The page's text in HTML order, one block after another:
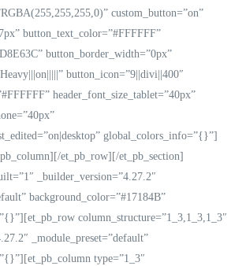
custom_button=”on”
button_text_color=”#FFFFFF”
button_border_width=”0px”
button_icon=”9||divi||400″
header_font_size_tablet=”40px”
global_colors_info=”{}”]
et_pb_row][/et_pb_section]
_builder_version=”4.27.2″
background_color=”#17184B”
column_structure=”1_3,1_3,1_3″
_module_preset=”default”
type=”1_3″